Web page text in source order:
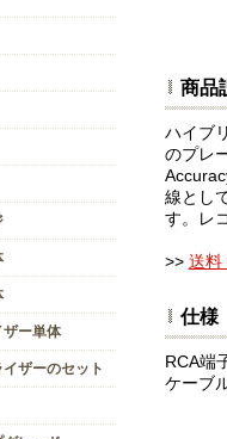
ー単体
ザーのセット
商品
ハイブ
のプレ
線とし
す。レ
>> 送料
仕様
RCA端
ケーブ